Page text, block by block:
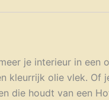
je interieur in een
kleurrijk olie vlek. Of
die houdt van een